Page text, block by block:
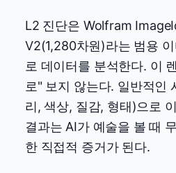
L2 진단은 Wolfram
V2(1,280차원)라는 범용
로 데이터를 분석한다. 이
로" 보지 않는다. 일반적인
리, 색상, 질감, 형태)으로
결과는 AI가 예술을 볼 때
한 직접적 증거가 된다.